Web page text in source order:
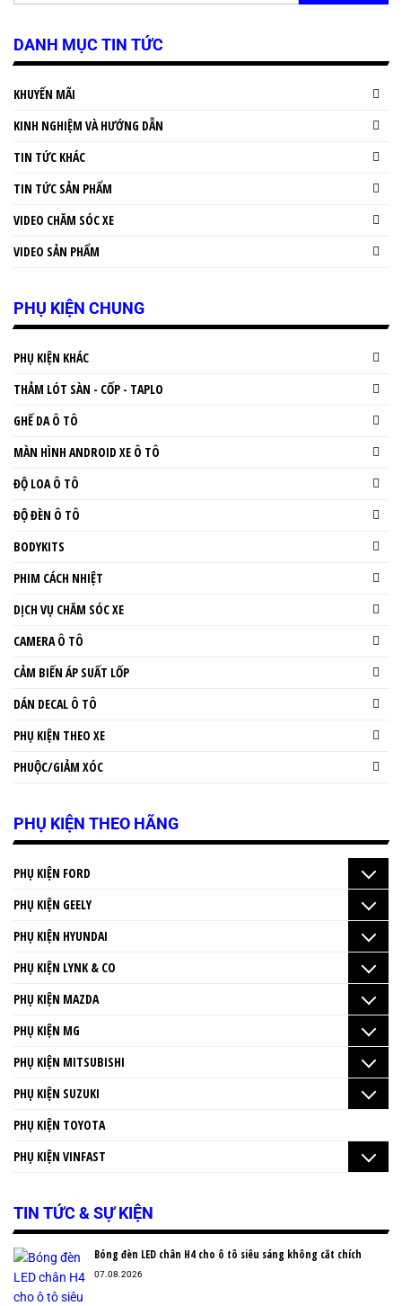
DANH MỤC TIN TỨC
KHUYẾN MÃI
KINH NGHIỆM VÀ HƯỚNG DẪN
TIN TỨC KHÁC
TIN TỨC SẢN PHẨM
VIDEO CHĂM SÓC XE
VIDEO SẢN PHẨM
PHỤ KIỆN CHUNG
PHỤ KIỆN KHÁC
THẢM LÓT SÀN - CỐP - TAPLO
GHẾ DA Ô TÔ
MÀN HÌNH ANDROID XE Ô TÔ
ĐỘ LOA Ô TÔ
ĐỘ ĐÈN Ô TÔ
BODYKITS
PHIM CÁCH NHIỆT
DỊCH VỤ CHĂM SÓC XE
CAMERA Ô TÔ
CẢM BIẾN ÁP SUẤT LỐP
DÁN DECAL Ô TÔ
PHỤ KIỆN THEO XE
PHUỘC/GIẢM XÓC
PHỤ KIỆN THEO HÃNG
PHỤ KIỆN FORD
PHỤ KIỆN GEELY
PHỤ KIỆN HYUNDAI
PHỤ KIỆN LYNK & CO
PHỤ KIỆN MAZDA
PHỤ KIỆN MG
PHỤ KIỆN MITSUBISHI
PHỤ KIỆN SUZUKI
PHỤ KIỆN TOYOTA
PHỤ KIỆN VINFAST
TIN TỨC & SỰ KIỆN
Bóng đèn LED chân H4 cho ô tô siêu sáng không cắt chích
07.08.2026